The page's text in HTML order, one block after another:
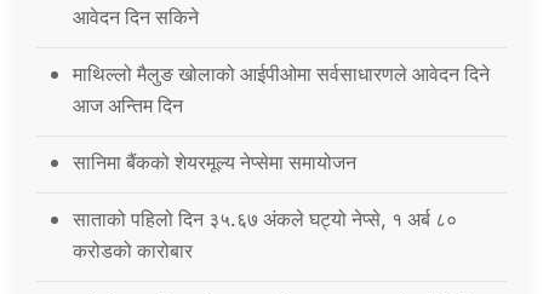
आवेदन दिन सकिने
माथिल्लो मैलुङ खोलाको आईपीओमा सर्वसाधारणले आवेदन दिने
आज अन्तिम दिन
सानिमा बैंकको शेयरमूल्य नेप्सेमा समायोजन
साताको पहिलो दिन ३५.६७ अंकले घट्यो नेप्से, १ अर्ब ८०
करोडको कारोबार